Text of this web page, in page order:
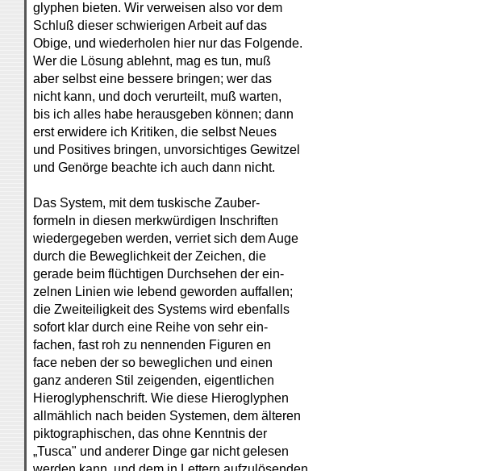
glyphen bieten. Wir verweisen also vor dem
Schluß dieser schwierigen Arbeit auf das
Obige, und wiederholen hier nur das Folgende.
Wer die Lösung ablehnt, mag es tun, muß
aber selbst eine bessere bringen; wer das
nicht kann, und doch verurteilt, muß warten,
bis ich alles habe herausgeben können; dann
erst erwidere ich Kritiken, die selbst Neues
und Positives bringen, unvorsichtiges Gewitzel
und Genörge beachte ich auch dann nicht.
Das System, mit dem tuskische Zauber-
formeln in diesen merkwürdigen Inschriften
wiedergegeben werden, verriet sich dem Auge
durch die Beweglichkeit der Zeichen, die
gerade beim flüchtigen Durchsehen der ein-
zelnen Linien wie lebend geworden auffallen;
die Zweiteiligkeit des Systems wird ebenfalls
sofort klar durch eine Reihe von sehr ein-
fachen, fast roh zu nennenden Figuren en
face neben der so beweglichen und einen
ganz anderen Stil zeigenden, eigentlichen
Hieroglyphenschrift. Wie diese Hieroglyphen
allmählich nach beiden Systemen, dem älteren
piktographischen, das ohne Kenntnis der
„Tusca" und anderer Dinge gar nicht gelesen